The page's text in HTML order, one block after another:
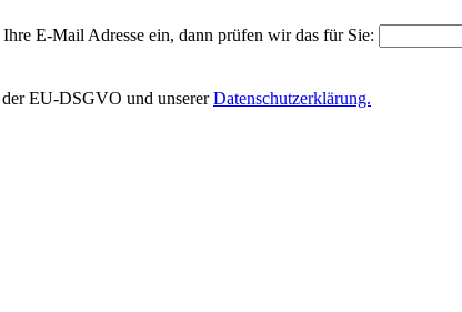
E-Mail Adresse ein, dann prüfen wir das für Sie:
EU-DSGVO und unsererDatenschutzerklärung.